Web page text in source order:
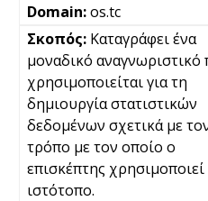
os.tc
Καταγράφει ένα
μοναδικό αναγνωριστικό
χρησιμοποιείται για τη
δημιουργία στατιστικών
δεδομένων σχετικά με
τρόπο με τον οποίο ο
επισκέπτης χρησιμοποιεί
ιστότοπο.